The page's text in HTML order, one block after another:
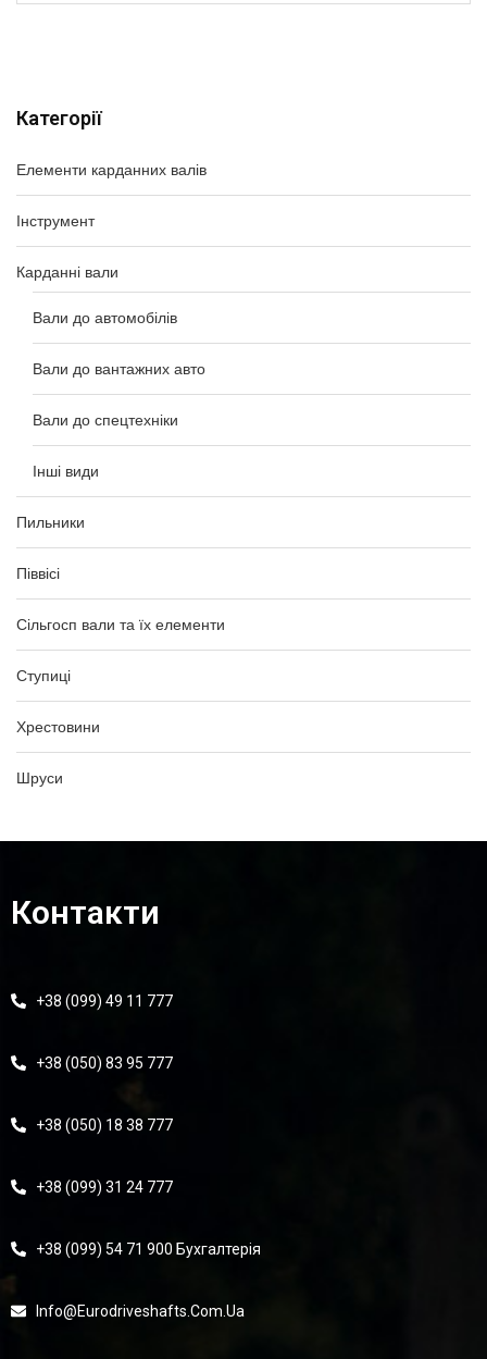
Категорії
Елементи карданних валів
Інструмент
Карданні вали
Вали до автомобілів
Вали до вантажних авто
Вали до спецтехніки
Інші види
Пильники
Піввісі
Сільгосп вали та їх елементи
Ступиці
Хрестовини
Шруси
Контакти
+38 (099) 49 11 777
+38 (050) 83 95 777
+38 (050) 18 38 777
+38 (099) 31 24 777
+38 (099) 54 71 900 Бухгалтерія
Info@eurodriveshafts.com.ua